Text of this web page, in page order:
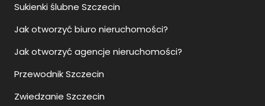
Sukienki ślubne Szczecin
Jak otworzyć biuro nieruchomości?
Jak otworzyć agencje nieruchomości?
Przewodnik Szczecin
Zwiedzanie Szczecin